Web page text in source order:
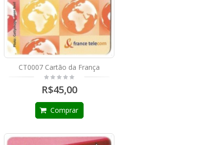
CT0007 Cartão da França
R$45,00
Comprar